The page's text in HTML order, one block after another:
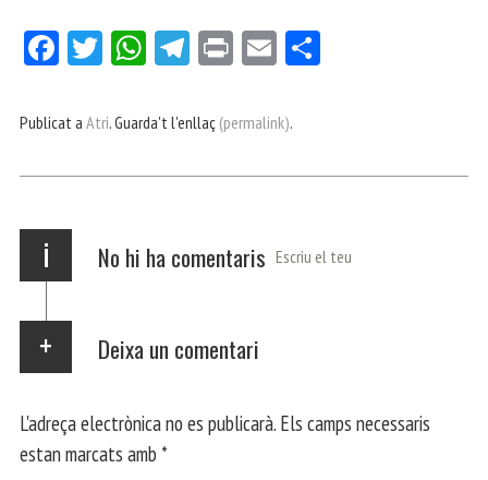
Fa
bo
Tw
er
W
ts
p
Te
gr
m
Pri E
ail
ei
Publicat a Atri. Guarda't l'enllaç (permalink).
i No hi ha comentaris Escriu el teu
Deixa un comentari
L'adreça electrònica no es publicarà. Els camps necessaris
estan marcats amb *